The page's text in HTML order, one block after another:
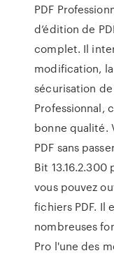
PDF
d’édition de
complet. Il
modification,
sécurisation de
Professionnal,
bonne qualité.
PDF sans
Bit 13.16.2.300
vous pouvez
fichiers PDF. Il
nombreuses
Pro l'une des